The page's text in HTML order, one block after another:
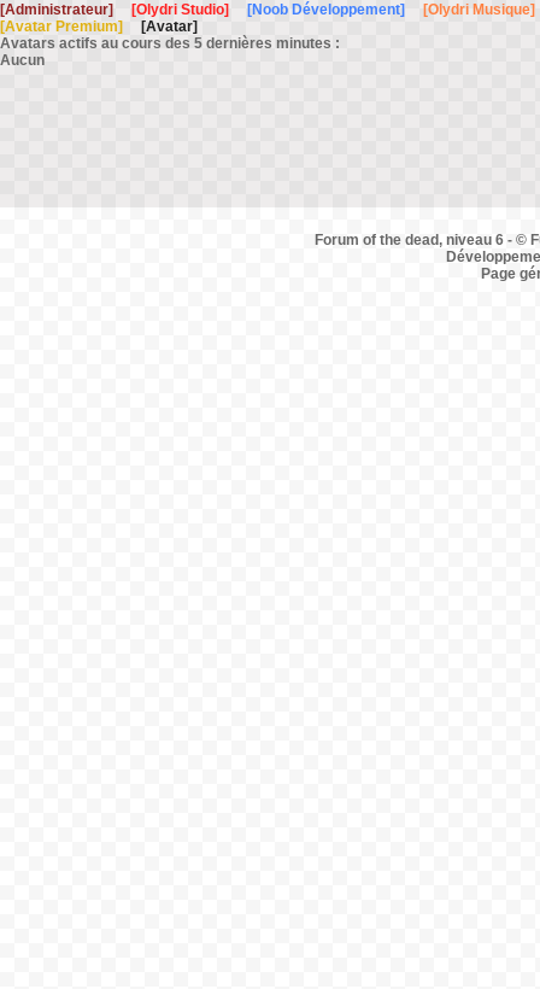
[Administrateur]
[Olydri Studio] [Noob Développement]
[Olydri Musique]
[Avatar Premium]
[Avatar]
Avatars actifs au cours des 5 dernières minutes :
Aucun
Forum of the dead, niveau 6 - ©
Page